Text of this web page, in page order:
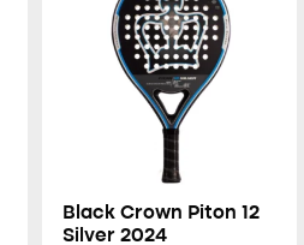
Black Crown Piton 12
Silver 2024